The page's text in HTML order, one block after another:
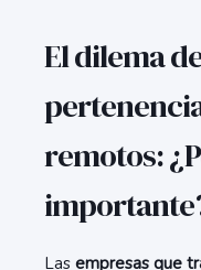
El dilema
remotos:
Las empresas que